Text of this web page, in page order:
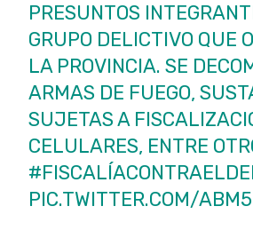
PRESUNTOS
GRUPO DELICTIVO QUE
LA PROVINCIA. SE
ARMAS DE FUEGO,
SUJETAS A
CELULARES, ENTRE
PIC.TWITTER.COM/